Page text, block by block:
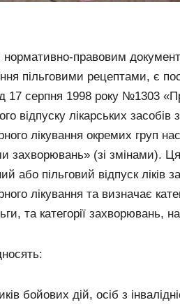
правовим
пільговими рецептами, є
17 серпня 1998 року №1303
відпуску лікарських засобів
лікування окремих груп
захворювань» (зі змінами).
або пільговий відпуск ліків
лікування та визначає
та категорії захворювань,
бойових дій, осіб з